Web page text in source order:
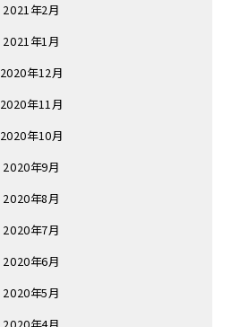
2021年2月
2021年1月
2020年12月
2020年11月
2020年10月
2020年9月
2020年8月
2020年7月
2020年6月
2020年5月